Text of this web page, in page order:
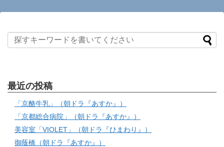
最近の投稿
「京酪牛乳」（朝ドラ『あすか』）
「京都総合病院」（朝ドラ『あすか』）
美容室「VIOLET」（朝ドラ『ひまわり』）
御蔭橋（朝ドラ『あすか』）